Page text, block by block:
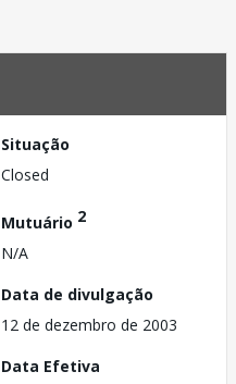
Situação
Closed
Mutuário 2
N/A
Data de divulgação
12 de dezembro de 2003
Data Efetiva